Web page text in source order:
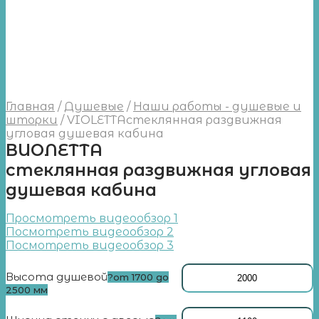
Главная / Душевые / Наши работы - душевые и
шторки /VIOLETTAстеклянная раздвижная
угловая душевая кабина
ВИОЛЕТТА
стеклянная раздвижная угловая
душевая кабина
Просмотреть видеообзор 1
Посмотреть видеообзор 2
Посмотреть видеообзор 3
Высота душевой?от 1700 до
2500 мм